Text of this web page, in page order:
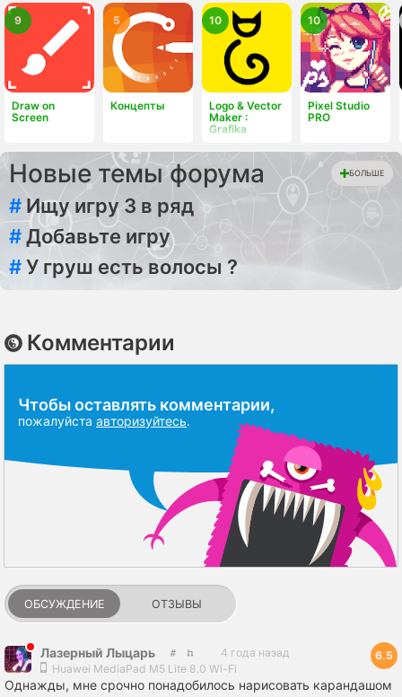
Draw on
Screen
9
Концепты
5
Logo & Vector
Maker :
Grafika
10
Pixel Studio
PRO
10
Новые темы форума БОЛЬШЕ
# Ищу игру 3 в ряд
#Добавьте игру
#У груш есть волосы ?
Комментарии
Чтобы оставлять комментарии,
пожалуйста авторизуйтесь.
ОБСУЖДЕНИЕ ОТЗЫВЫ
Лазерный Лыцарь
4 года назад
Huawei MediaPad M5 Lite 8.0 Wi-Fi
6.5
Однажды, мне срочно понадобилось нарисовать карандашом